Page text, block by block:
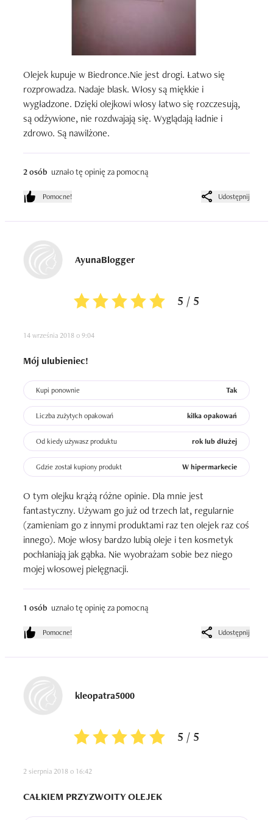
Olejek kupuje w Biedronce.Nie jest drogi. Łatwo się
rozprowadza. Nadaje blask. Włosy są miękkie i
wygładzone. Dzięki olejkowi włosy łatwo się rozczesują,
są odżywione, nie rozdwajają się. Wyglądają ładnie i
zdrowo. Są nawilżone.
2 osób uznało tę opinię za pomocną
Pomocne! Udostępnij
AyunaBlogger
5 / 5
14 września 2018 o 9:04
Mój ulubieniec!
Kupi ponownie Tak
Liczba zużytych opakowań kilka opakowań
Od kiedy używasz produktu rok lub dłużej
Gdzie został kupiony produkt W hipermarkecie
O tym olejku krążą różne opinie. Dla mnie jest
fantastyczny. Używam go już od trzech lat, regularnie
(zamieniam go z innymi produktami raz ten olejek raz coś
innego). Moje włosy bardzo lubią oleje i ten kosmetyk
pochłaniają jak gąbka. Nie wyobrażam sobie bez niego
mojej włosowej pielęgnacji.
1 osób uznało tę opinię za pomocną
Pomocne! Udostępnij
kleopatra5000
5 / 5
2 sierpnia 2018 o 16:42
CAŁKIEM PRZYZWOITY OLEJEK